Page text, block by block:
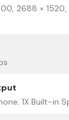
2688 × 1520,
1X Built-in